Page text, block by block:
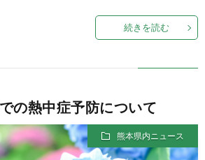
続きを読む
の熱中症予防について
熊本県内ニュース